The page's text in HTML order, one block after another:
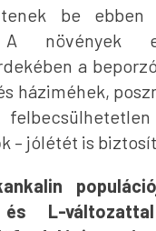
be ebben
A növények
a
háziméhek,
– jólétét is
L-